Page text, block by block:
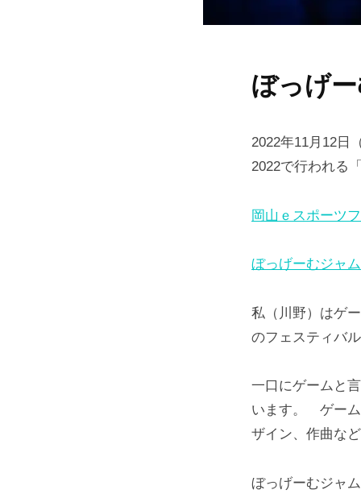
ぼっげ
2022年11月12日
2022で行われる
岡山ｅスポーツ
ぼっげーむジャ
私（川野）はゲ
のフェスティバ
一口にゲームと
います。 ゲーム
ザイン、作曲な
ぼっげーむジャ